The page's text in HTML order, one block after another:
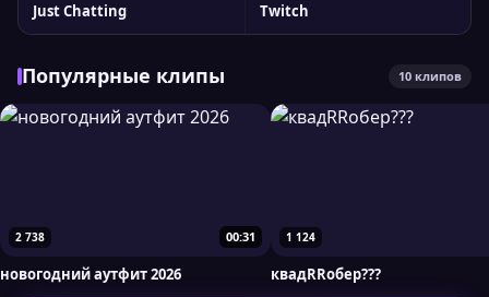
95 зрителей. При необходимости вы...
Just Chatting Twitch
Популярные клипы 10 клипов
00:31
2 738
новогодний аутфит 2026
1 124
квадRRобер???